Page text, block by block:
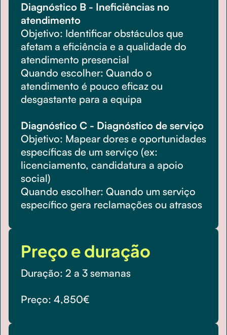
Diagnóstico B - Ineficiências no
atendimento
Objetivo: Identificar obstáculos que
afetam a eficiência e a qualidade do
atendimento presencial
Quando escolher: Quando o
atendimento é pouco eficaz ou
desgastante para a equipa
Diagnóstico C - Diagnóstico de serviço
Objetivo: Mapear dores e oportunidades
específicas de um serviço (ex:
licenciamento, candidatura a apoio
social)
Quando escolher: Quando um serviço
específico gera reclamações ou atrasos
Preço e duração
Duração: 2 a 3 semanas
Preço: 4,850€